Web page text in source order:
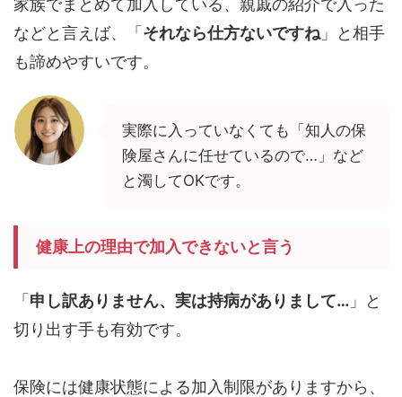
家族でまとめて加入している、親戚の紹介で入った
などと言えば、「 それなら仕方ないですね 」と相手
も諦めやすいです。
実際に入っていなくても「知人の保
険屋さんに任せているので…」など
と濁してOKです。
健康上の理由で加入できないと言う
「 申し訳ありません、実は持病がありまして… 」と
切り出す手も有効です。
保険には健康状態による加入制限がありますから、